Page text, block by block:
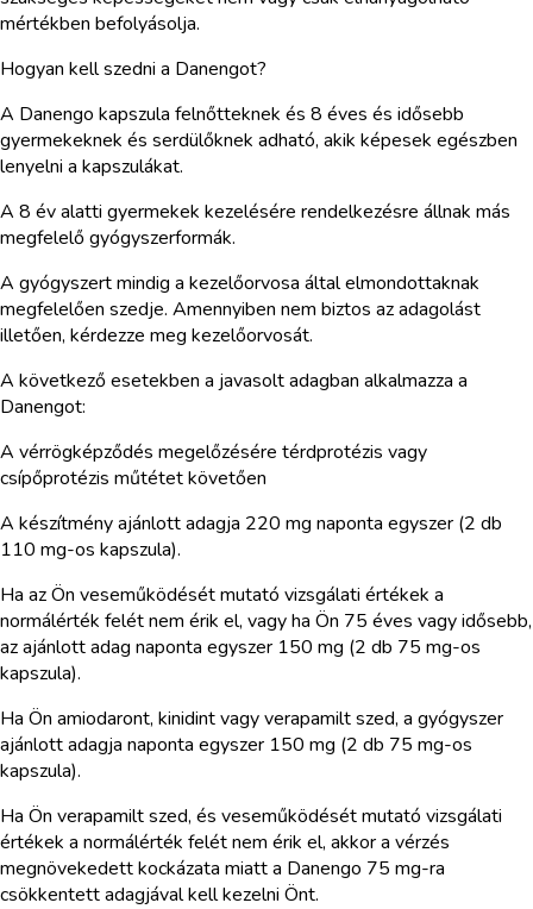
mértékben befolyásolja.
Hogyan kell szedni a Danengot?
A Danengo kapszula felnőtteknek és 8 éves és idősebb
gyermekeknek és serdülőknek adható, akik képesek egészben
lenyelni a kapszulákat.
A 8 év alatti gyermekek kezelésére rendelkezésre állnak más
megfelelő gyógyszerformák.
A gyógyszert mindig a kezelőorvosa által elmondottaknak
megfelelően szedje. Amennyiben nem biztos az adagolást
illetően, kérdezze meg kezelőorvosát.
A következő esetekben a javasolt adagban alkalmazza a
Danengot:
A vérrögképződés megelőzésére térdprotézis vagy
csípőprotézis műtétet követően
A készítmény ajánlott adagja 220 mg naponta egyszer (2 db
110 mg-os kapszula).
Ha az Ön veseműködését mutató vizsgálati értékek a
normálérték felét nem érik el, vagy ha Ön 75 éves vagy idősebb,
az ajánlott adag naponta egyszer 150 mg (2 db 75 mg-os
kapszula).
Ha Ön amiodaront, kinidint vagy verapamilt szed, a gyógyszer
ajánlott adagja naponta egyszer 150 mg (2 db 75 mg-os
kapszula).
Ha Ön verapamilt szed, és veseműködését mutató vizsgálati
értékek a normálérték felét nem érik el, akkor a vérzés
megnövekedett kockázata miatt a Danengo 75 mg-ra
csökkentett adagjával kell kezelni Önt.